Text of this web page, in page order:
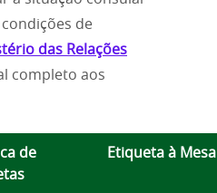
de
das Relações
completo aos
de
Etiqueta à Mesa